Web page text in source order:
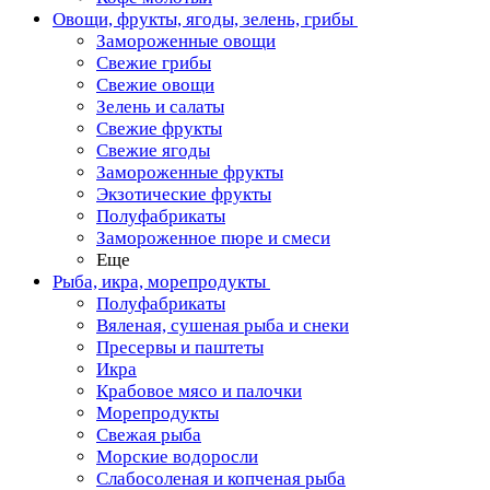
Овощи, фрукты, ягоды, зелень, грибы
Замороженные овощи
Свежие грибы
Свежие овощи
Зелень и салаты
Свежие фрукты
Свежие ягоды
Замороженные фрукты
Экзотические фрукты
Полуфабрикаты
Замороженное пюре и смеси
Еще
Рыба, икра, морепродукты
Полуфабрикаты
Вяленая, сушеная рыба и снеки
Пресервы и паштеты
Икра
Крабовое мясо и палочки
Морепродукты
Свежая рыба
Морские водоросли
Слабосоленая и копченая рыба